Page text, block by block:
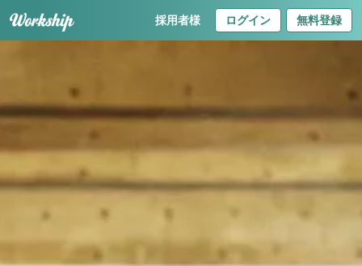
採用者様 ログイン 無料登録